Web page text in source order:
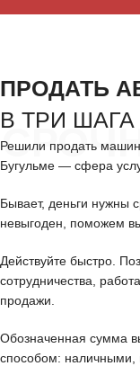
ПРОДАТЬ
В ТРИ ШАГА
Решили продать
Бугульме — сфера
Бывает, деньги нужны
невыгоден, поможем
Действуйте быстро.
сотрудничества,
продажи.
Обозначенная сумма
способом: наличными,